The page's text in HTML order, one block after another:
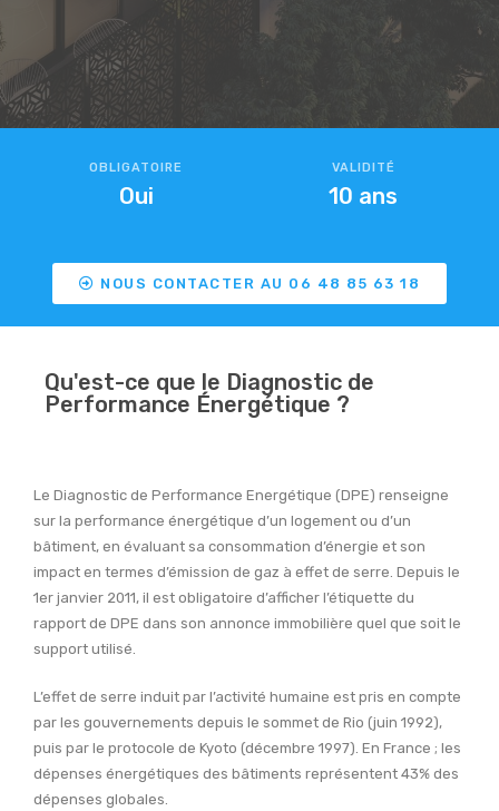
OBLIGATOIRE
Oui
VALIDITÉ
10 ans
NOUS CONTACTER AU 06 48 85 63 18
Qu'est-ce que le Diagnostic de
Performance Énergétique ?
Le Diagnostic de Performance Energétique (DPE) renseigne
sur la performance énergétique d’un logement ou d’un
bâtiment, en évaluant sa consommation d’énergie et son
impact en termes d’émission de gaz à effet de serre. Depuis le
1er janvier 2011, il est obligatoire d’afficher l’étiquette du
rapport de DPE dans son annonce immobilière quel que soit le
support utilisé.
L’effet de serre induit par l’activité humaine est pris en compte
par les gouvernements depuis le sommet de Rio (juin 1992),
puis par le protocole de Kyoto (décembre 1997). En France ; les
dépenses énergétiques des bâtiments représentent 43% des
dépenses globales.